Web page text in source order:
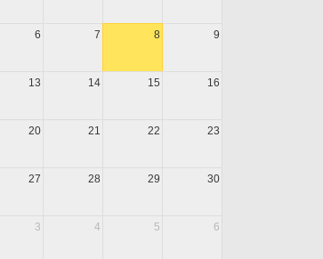
6 7 8 9
13 14 15 16
20 21 22 23
27 28 29 30
3 4 5 6